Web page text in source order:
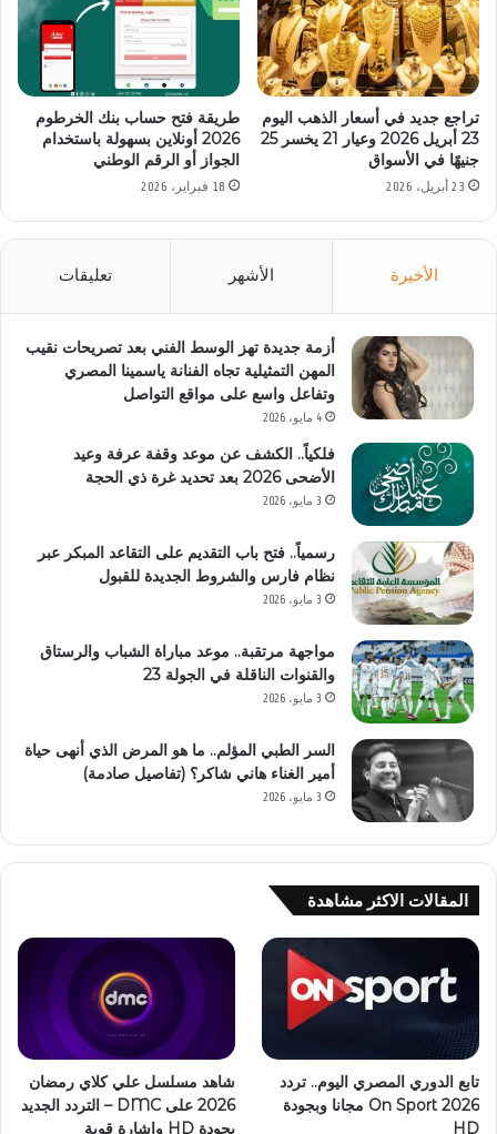
تراجع جديد في أسعار الذهب اليوم
23 أبريل 2026 وعيار 21 يخسر 25
جنيهًا في الأسواق
23 أبريل، 2026
طريقة فتح حساب بنك الخرطوم
2026 أونلاين بسهولة باستخدام
الجواز أو الرقم الوطني
18 فبراير، 2026
الأخيرة الأشهر تعليقات
أزمة جديدة تهز الوسط الفني بعد تصريحات نقيب
المهن التمثيلية تجاه الفنانة ياسمينا المصري
وتفاعل واسع على مواقع التواصل
4 مايو، 2026
فلكياً.. الكشف عن موعد وقفة عرفة وعيد
الأضحى 2026 بعد تحديد غرة ذي الحجة
3 مايو، 2026
رسمياً.. فتح باب التقديم على التقاعد المبكر عبر
نظام فارس والشروط الجديدة للقبول
3 مايو، 2026
مواجهة مرتقبة.. موعد مباراة الشباب والرستاق
والقنوات الناقلة في الجولة 23
3 مايو، 2026
السر الطبي المؤلم.. ما هو المرض الذي أنهى حياة
أمير الغناء هاني شاكر؟ (تفاصيل صادمة)
3 مايو، 2026
المقالات الاكثر مشاهدة
تابع الدوري المصري اليوم.. تردد
On Sport 2026 مجانا وبجودة
HD
شاهد مسلسل علي كلاي رمضان
2026 على DMC – التردد الجديد
بجودة HD وإشارة قوية